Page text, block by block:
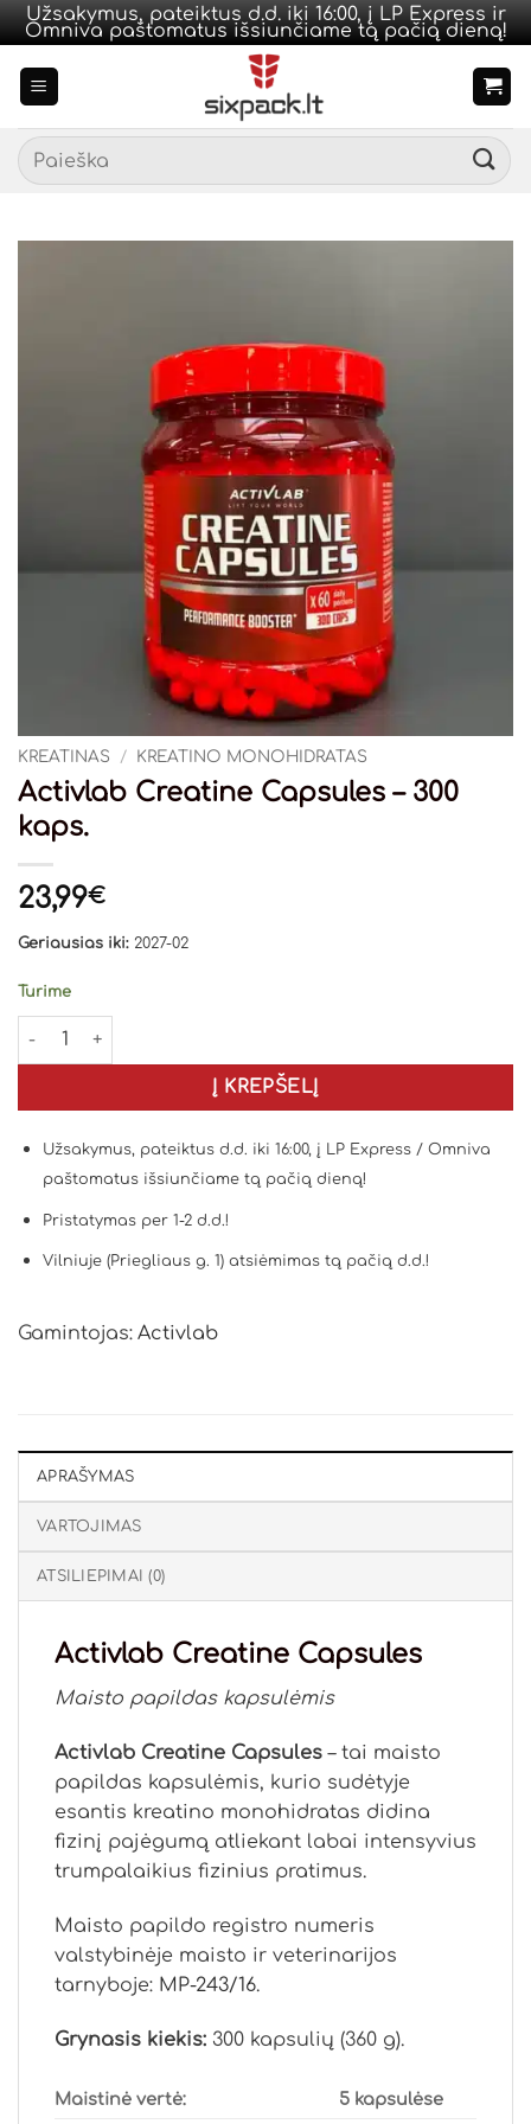
Užsakymus, pateiktus d.d. iki 16:00, į LP Express ir
Omniva paštomatus išsiunčiame tą pačią dieną!
Ieškoti:
KREATINAS / KREATINO MONOHIDRATAS
Activlab Creatine Capsules – 300
kaps.
23,99€
Geriausias iki: 2027-02
Turime
produkto kiekis: Activlab Creatine Capsules - 300 kaps.
Į KREPŠELĮ
Užsakymus, pateiktus d.d. iki 16:00, į LP Express / Omniva
paštomatus išsiunčiame tą pačią dieną!
Pristatymas per 1-2 d.d.!
Vilniuje (Priegliaus g. 1) atsiėmimas tą pačią d.d.!
Gamintojas: Activlab
APRAŠYMAS
VARTOJIMAS
ATSILIEPIMAI (0)
Activlab Creatine Capsules
Maisto papildas kapsulėmis
Activlab Creatine Capsules – tai maisto
papildas kapsulėmis, kurio sudėtyje
esantis kreatino monohidratas didina
fizinį pajėgumą atliekant labai intensyvius
trumpalaikius fizinius pratimus.
Maisto papildo registro numeris
valstybinėje maisto ir veterinarijos
tarnyboje: MP-243/16.
Grynasis kiekis: 300 kapsulių (360 g).
Maistinė vertė: 5 kapsulėse